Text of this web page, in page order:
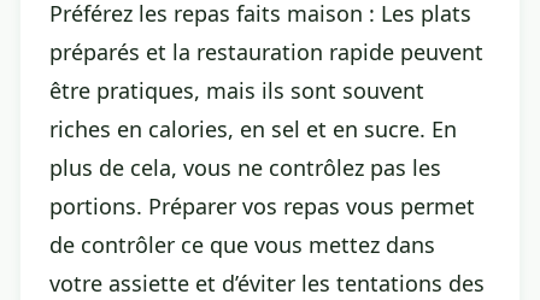
Préférez les repas faits maison : Les plats
préparés et la restauration rapide peuvent
être pratiques, mais ils sont souvent
riches en calories, en sel et en sucre. En
plus de cela, vous ne contrôlez pas les
portions. Préparer vos repas vous permet
de contrôler ce que vous mettez dans
votre assiette et d’éviter les tentations des